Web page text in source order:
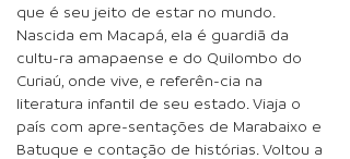
que é seu jeito de estar no mundo.
Nascida em Macapá, ela é guardiã da
cultu-ra amapaense e do Quilombo do
Curiaú, onde vive, e referên-cia na
literatura infantil de seu estado. Viaja o
país com apre-sentações de Marabaixo e
Batuque e contação de histórias. Voltou a